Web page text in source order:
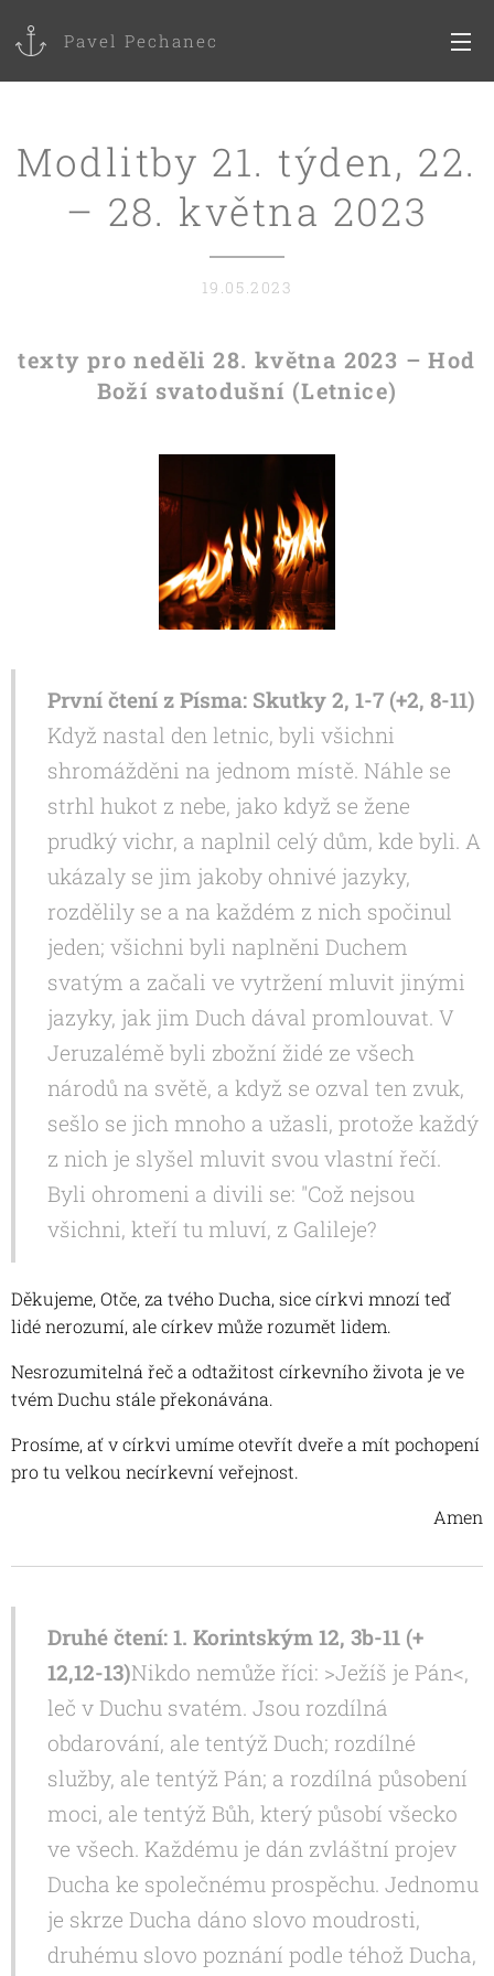
Pavel Pechanec
Modlitby 21. týden, 22.
– 28. května 2023
19.05.2023
texty pro neděli 28. května 2023 – Hod
Boží svatodušní (Letnice)
První čtení z Písma: Skutky 2, 1-7 (+2, 8-11)
Když nastal den letnic, byli všichni
shromážděni na jednom místě. Náhle se
strhl hukot z nebe, jako když se žene
prudký vichr, a naplnil celý dům, kde byli. A
ukázaly se jim jakoby ohnivé jazyky,
rozdělily se a na každém z nich spočinul
jeden; všichni byli naplněni Duchem
svatým a začali ve vytržení mluvit jinými
jazyky, jak jim Duch dával promlouvat. V
Jeruzalémě byli zbožní židé ze všech
národů na světě, a když se ozval ten zvuk,
sešlo se jich mnoho a užasli, protože každý
z nich je slyšel mluvit svou vlastní řečí.
Byli ohromeni a divili se: "Což nejsou
všichni, kteří tu mluví, z Galileje?
Děkujeme, Otče, za tvého Ducha, sice církvi mnozí teď
lidé nerozumí, ale církev může rozumět lidem.
Nesrozumitelná řeč a odtažitost církevního života je ve
tvém Duchu stále překonávána.
Prosíme, ať v církvi umíme otevřít dveře a mít pochopení
pro tu velkou necírkevní veřejnost.
Amen
Druhé čtení: 1. Korintským 12, 3b-11 (+
12,12-13)Nikdo nemůže říci: >Ježíš je Pán<,
leč v Duchu svatém. Jsou rozdílná
obdarování, ale tentýž Duch; rozdílné
služby, ale tentýž Pán; a rozdílná působení
moci, ale tentýž Bůh, který působí všecko
ve všech. Každému je dán zvláštní projev
Ducha ke společnému prospěchu. Jednomu
je skrze Ducha dáno slovo moudrosti,
druhému slovo poznání podle téhož Ducha,